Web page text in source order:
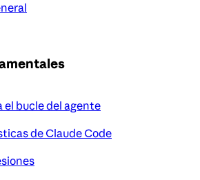
el bucle del agente
de Claude Code